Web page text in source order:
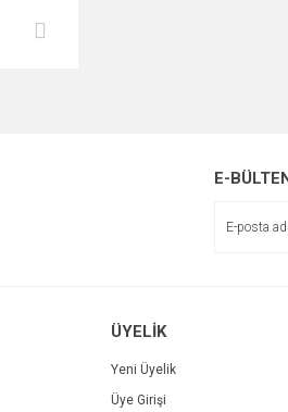
E-
ÜYELİK
Yeni Üyelik
Üye Girişi